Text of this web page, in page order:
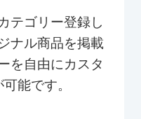
テゴリー登録し
ナル商品を掲載
を自由にカスタ
能です。